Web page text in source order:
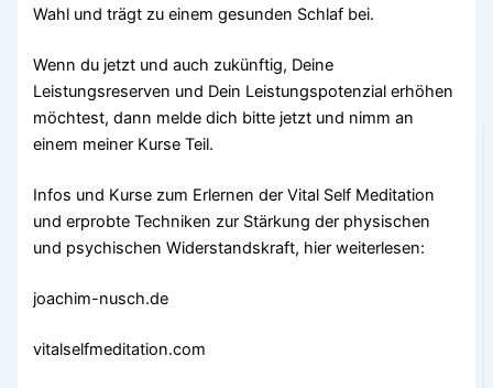
Wahl und trägt zu einem gesunden Schlaf bei.
Wenn du jetzt und auch zukünftig, Deine
Leistungsreserven und Dein Leistungspotenzial erhöhen
möchtest, dann melde dich bitte jetzt und nimm an
einem meiner Kurse Teil.
Infos und Kurse zum Erlernen der Vital Self Meditation
und erprobte Techniken zur Stärkung der physischen
und psychischen Widerstandskraft, hier weiterlesen:
joachim-nusch.de
vitalselfmeditation.com